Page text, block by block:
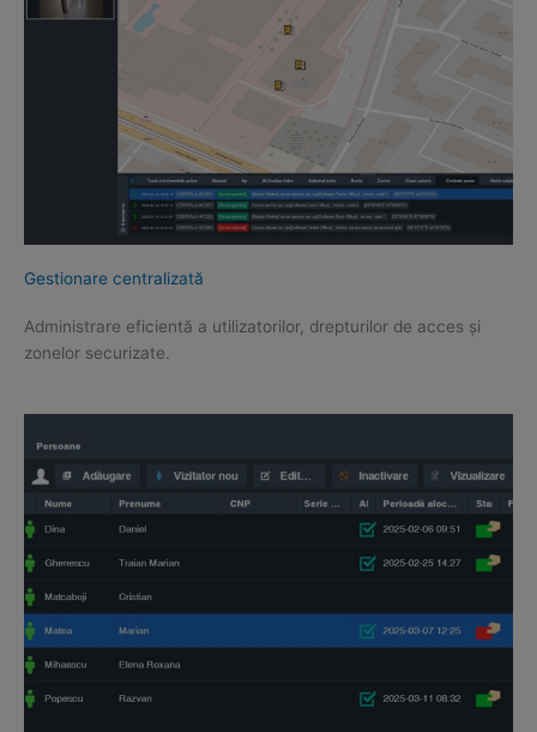
Gestionare centralizată
Administrare eficientă a utilizatorilor, drepturilor de acces și
zonelor securizate.